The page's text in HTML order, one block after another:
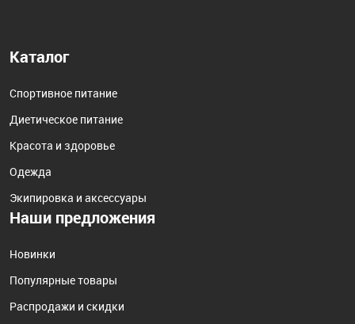
Каталог
Спортивное питание
Диетическое питание
Красота и здоровье
Одежда
Экипировка и аксессуары
Наши предложения
Новинки
Популярные товары
Распродажи и скидки